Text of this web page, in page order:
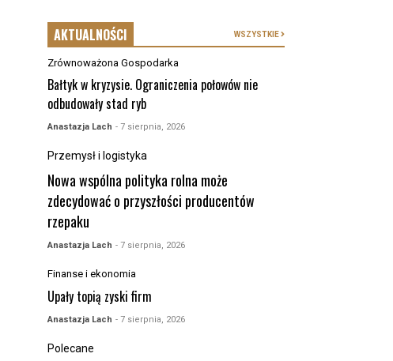
AKTUALNOŚCI WSZYSTKIE
Zrównoważona Gospodarka
Bałtyk w kryzysie. Ograniczenia połowów nie
odbudowały stad ryb
Anastazja Lach - 7 sierpnia, 2026
Przemysł i logistyka
Nowa wspólna polityka rolna może
zdecydować o przyszłości producentów
rzepaku
Anastazja Lach - 7 sierpnia, 2026
Finanse i ekonomia
Upały topią zyski firm
Anastazja Lach - 7 sierpnia, 2026
Polecane